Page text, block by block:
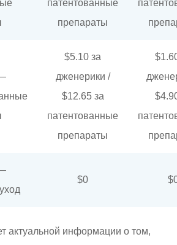
патентованные
препараты
$5.10 за
дженерики /
$12.65 за
патентованные
препараты
$0
актуальной информации о том,